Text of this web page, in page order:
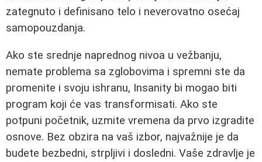
zategnuto i definisano telo i neverovatno osećaj
samopouzdanja.
Ako ste srednje naprednog nivoa u vežbanju,
nemate problema sa zglobovima i spremni ste da
promenite i svoju ishranu, Insanity bi mogao biti
program koji će vas transformisati. Ako ste
potpuni početnik, uzmite vremena da prvo izgradite
osnove. Bez obzira na vaš izbor, najvažnije je da
budete bezbedni, strpljivi i dosledni. Vaše zdravlje je